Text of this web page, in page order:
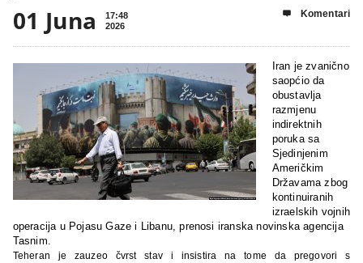
01 Juna
17:48
2026
 Komentari
Iran je zvanično
saopćio da
obustavlja
razmjenu
indirektnih
poruka sa
Sjedinjenim
Američkim
Državama zbog
kontinuiranih
izraelskih vojnih
operacija u Pojasu Gaze i Libanu, prenosi iranska novinska agencija
Tasnim.
Teheran je zauzeo čvrst stav i insistira na tome da pregovori s